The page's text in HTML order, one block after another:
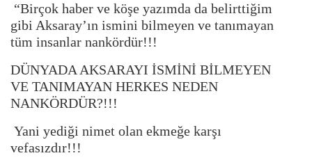
“Birçok haber ve köşe yazımda da belirttiğim
gibi Aksaray’ın ismini bilmeyen ve tanımayan
tüm insanlar nankördür!!!
DÜNYADA AKSARAYI İSMİNİ BİLMEYEN
VE TANIMAYAN HERKES NEDEN
NANKÖRDÜR?!!!
Yani yediği nimet olan ekmeğe karşı
vefasızdır!!!